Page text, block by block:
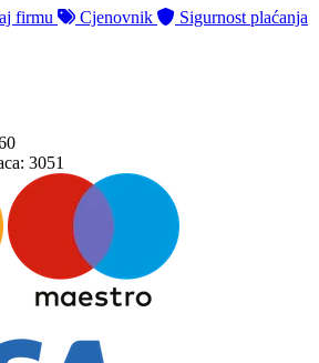
firmu Cjenovnik Sigurnost plaćanja
3051